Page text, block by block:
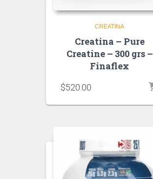
CREATINA
Creatina – Pure
Creatine – 300 grs –
Finaflex
$520.00